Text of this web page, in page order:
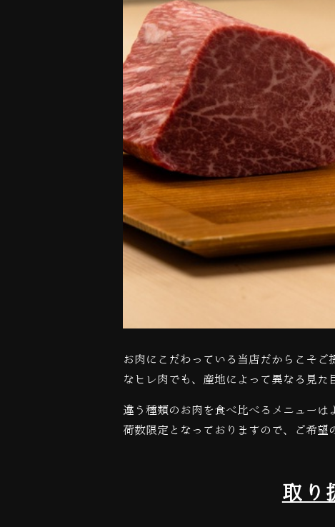
お肉にこだわっている当店だからこそ
なヒレ肉でも、産地によって異なる見た
違う種類のお肉を食べ比べるメニュー
荷数限定となっておりますので、ご希望
取り